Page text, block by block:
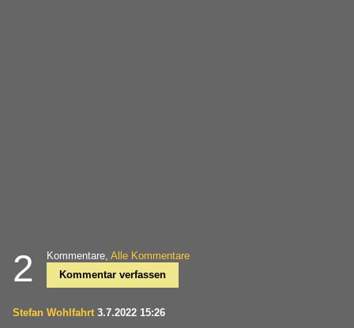
2 Kommentare, Alle Kommentare
Kommentar verfassen
Stefan Wohlfahrt 3.7.2022 15:26